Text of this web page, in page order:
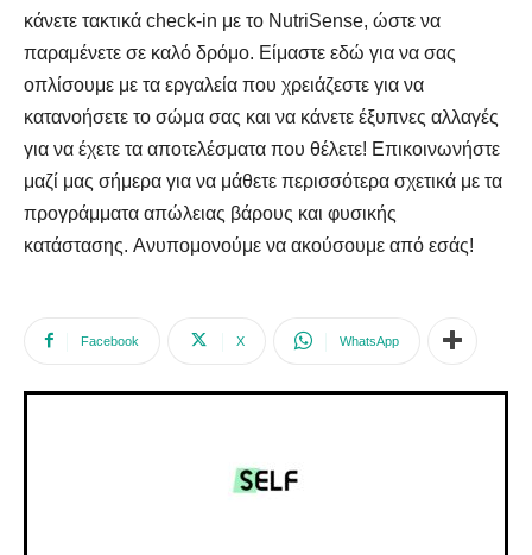
κάνετε τακτικά check-in με το NutriSense, ώστε να
παραμένετε σε καλό δρόμο. Είμαστε εδώ για να σας
οπλίσουμε με τα εργαλεία που χρειάζεστε για να
κατανοήσετε το σώμα σας και να κάνετε έξυπνες αλλαγές
για να έχετε τα αποτελέσματα που θέλετε! Επικοινωνήστε
μαζί μας σήμερα για να μάθετε περισσότερα σχετικά με τα
προγράμματα απώλειας βάρους και φυσικής
κατάστασης. Ανυπομονούμε να ακούσουμε από εσάς!
Facebook X WhatsApp